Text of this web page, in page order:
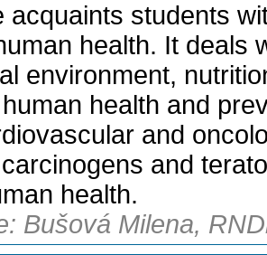
acquaints students
health. It deals
environment,
health and
and
and
health.
Bušová Milena,